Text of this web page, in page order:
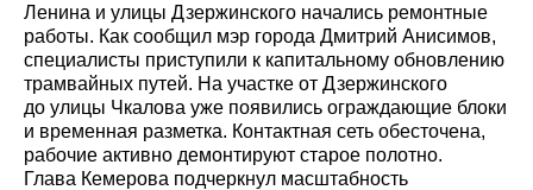
Ленина и улицы Дзержинского начались ремонтные
работы. Как сообщил мэр города Дмитрий Анисимов,
специалисты приступили к капитальному обновлению
трамвайных путей. На участке от Дзержинского
до улицы Чкалова уже появились ограждающие блоки
и временная разметка. Контактная сеть обесточена,
рабочие активно демонтируют старое полотно.
Глава Кемерова подчеркнул масштабность